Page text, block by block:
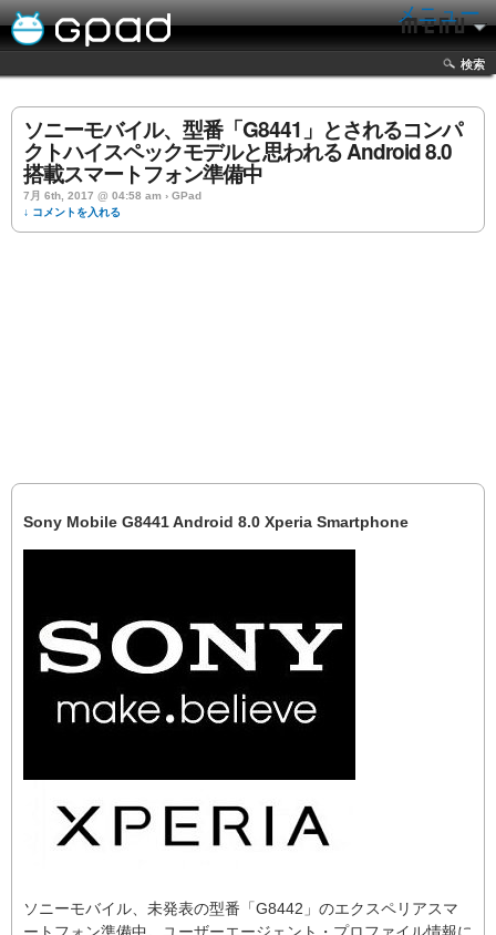
メニュー
検索
ソニーモバイル、型番「G8441」とされるコンパ
クトハイスペックモデルと思われる Android 8.0
搭載スマートフォン準備中
7月 6th, 2017 @ 04:58 am › GPad
↓ コメントを入れる
Sony Mobile G8441 Android 8.0 Xperia Smartphone
ソニーモバイル、未発表の型番「G8442」のエクスペリアスマ